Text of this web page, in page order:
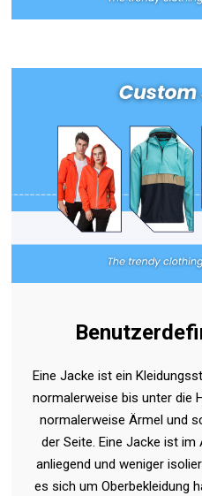
Eine Jacke ist ein
normalerweise bis unter die
normalerweise Ärmel und
der Seite. Eine Jacke ist im
anliegend und weniger
es sich um Oberbekleidung